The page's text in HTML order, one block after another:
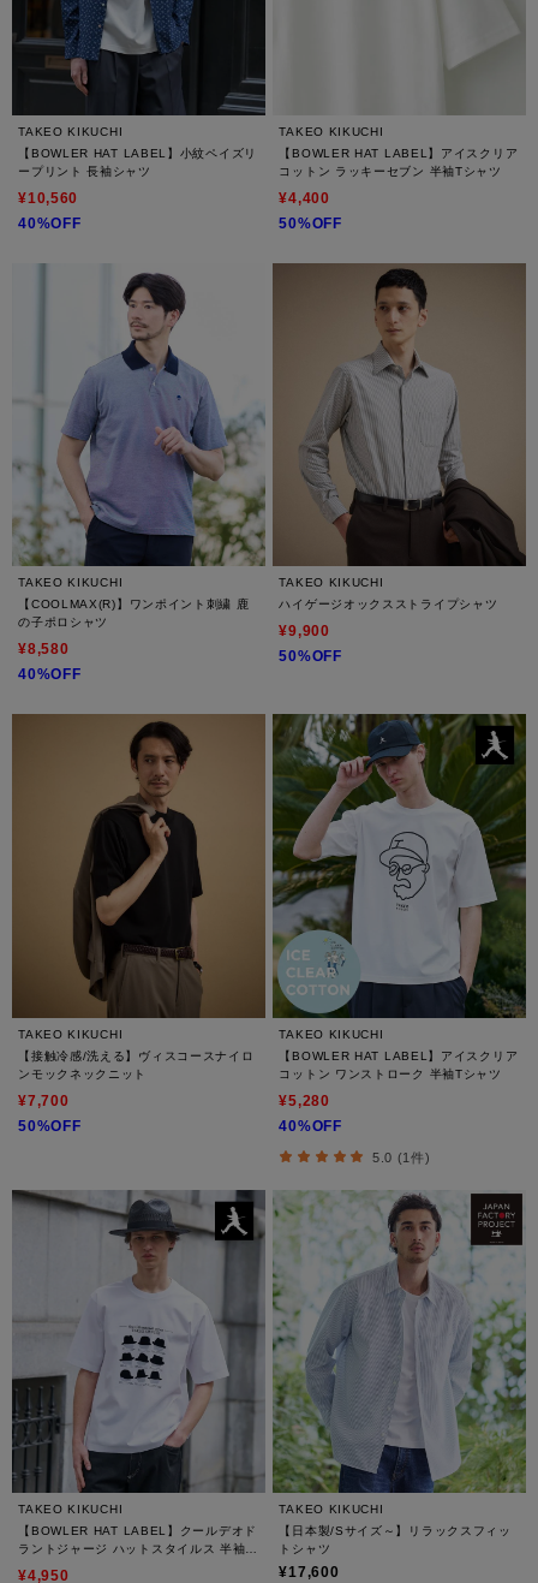
TAKEO KIKUCHI
【BOWLER HAT LABEL】小紋ペイズリ
ープリント 長袖シャツ
¥10,560
40%OFF
TAKEO KIKUCHI
【BOWLER HAT LABEL】アイスクリア
コットン ラッキーセブン 半袖Tシャツ
¥4,400
50%OFF
TAKEO KIKUCHI
【COOLMAX(R)】ワンポイント刺繍 鹿
の子ポロシャツ
¥8,580
40%OFF
TAKEO KIKUCHI
ハイゲージオックスストライプシャツ
¥9,900
50%OFF
TAKEO KIKUCHI
【接触冷感/洗える】ヴィスコースナイロ
ンモックネックニット
¥7,700
50%OFF
TAKEO KIKUCHI
【BOWLER HAT LABEL】アイスクリア
コットン ワンストローク 半袖Tシャツ
¥5,280
40%OFF
5.0 (1件)
TAKEO KIKUCHI
【BOWLER HAT LABEL】クールデオド
ラントジャージ ハットスタイルス 半袖T
¥4,950
TAKEO KIKUCHI
【日本製/Sサイズ～】リラックスフィッ
トシャツ
¥17,600